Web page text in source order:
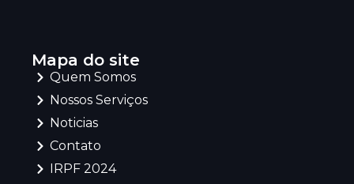
Mapa do site
Quem Somos
Nossos Serviços
Noticias
Contato
IRPF 2024